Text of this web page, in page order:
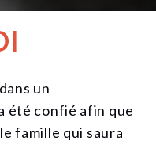
SOUTENIR
un
été confié afin que
famille qui saura